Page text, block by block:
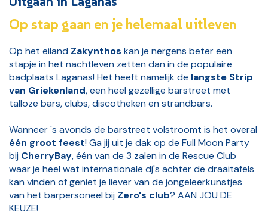
Op stap gaan en je helemaal uitleven
Op het eiland Zakynthos kan je nergens beter een
stapje in het nachtleven zetten dan in de populaire
badplaats Laganas! Het heeft namelijk de langste Strip
van Griekenland, een heel gezellige barstreet met
talloze bars, clubs, discotheken en strandbars.
Wanneer 's avonds de barstreet volstroomt is het overal
één groot feest! Ga jij uit je dak op de Full Moon Party
bij CherryBay, één van de 3 zalen in de Rescue Club
waar je heel wat internationale dj's achter de draaitafels
kan vinden of geniet je liever van de jongeleerkunstjes
van het barpersoneel bij Zero's club? AAN JOU DE
KEUZE!